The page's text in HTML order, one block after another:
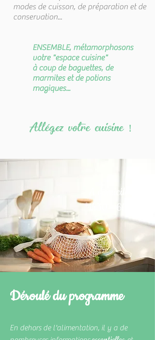
modes de cuisson, de préparation et de
conservation...
ENSEMBLE, métamorphosons
votre "espace cuisine"
à coup de baguettes, de
marmites et de potions
magiques...
Allégez votre cuisine !
A domicile
1h30 - 66€
Déroulé du programme
En dehors de l'alimentation, il y a de